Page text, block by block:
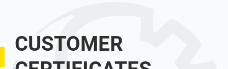
CUSTOMER